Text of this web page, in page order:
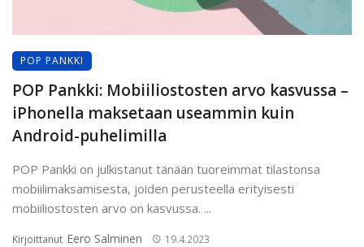
POP PANKKI
POP Pankki: Mobiiliostosten arvo kasvussa –
iPhonella maksetaan useammin kuin
Android-puhelimilla
POP Pankki on julkistanut tänään tuoreimmat tilastonsa
mobiilimaksamisesta, joiden perusteella erityisesti
mobiiliostosten arvo on kasvussa. ...
Kirjoittanut Eero Salminen 19.4.2023